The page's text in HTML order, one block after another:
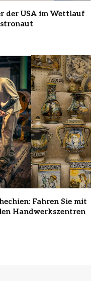
der USA im Wettlauf
Fahren Sie mit
Handwerkszentren